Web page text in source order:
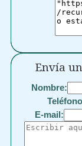
Envía
Nombre:
E-mail: